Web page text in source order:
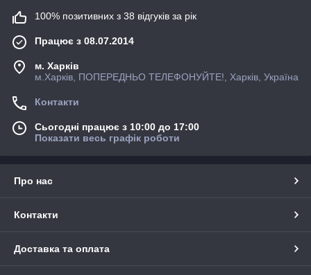
100% позитивних з 38 відгуків за рік
Працює з 08.07.2014
м. Харків
м.Харків, ПОПЕРЕДНЬО ТЕЛЕФОНУЙТЕ!, Харків, Україна
Контакти
Сьогодні працює з 10:00 до 17:00
Показати весь графік роботи
Про нас
Контакти
Доставка та оплата